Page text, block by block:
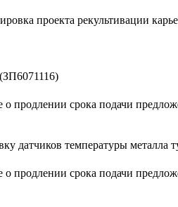
проекта рекультивации
о продлении срока подачи
датчиков температуры
о продлении срока подачи